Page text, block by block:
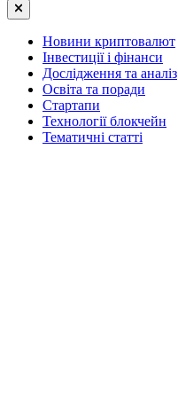
Close
Новини криптовалют
Інвестиції і фінанси
Дослідження та аналіз
Освіта та поради
Стартапи
Технології блокчейн
Тематичні статті